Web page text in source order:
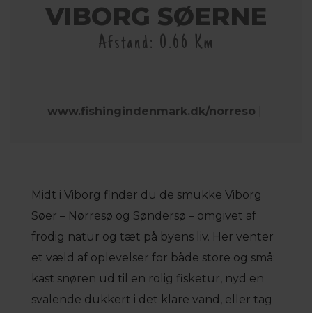
VIBORG SØERNE
Afstand: 0.66 Km
www.fishingindenmark.dk/norreso
Midt i Viborg finder du de smukke Viborg
Søer – Nørresø og Søndersø – omgivet af
frodig natur og tæt på byens liv. Her venter
et væld af oplevelser for både store og små:
kast snøren ud til en rolig fisketur, nyd en
svalende dukkert i det klare vand, eller tag